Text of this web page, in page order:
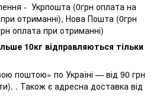
- Укрпошта (0грн оплата на
отриманні), Нова Пошта (0грн
оплата при отриманні)
10кг відправляються тільки
поштою» по Україні — від 90 грн
. Також є адресна доставка від